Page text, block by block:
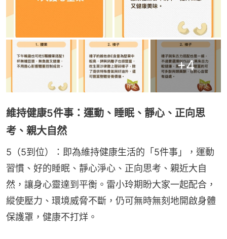
+4
維持健康5件事：運動、睡眠、靜心、正向思
考、親大自然
5（5到位）：即為維持健康生活的「5件事」，運動
習慣、好的睡眠、靜心淨心、正向思考、親近大自
然，讓身心靈達到平衡。雷小玲期盼大家一起配合，
縱使壓力、環境威脅不斷，仍可無時無刻地開啟身體
保護罩，健康不打烊。